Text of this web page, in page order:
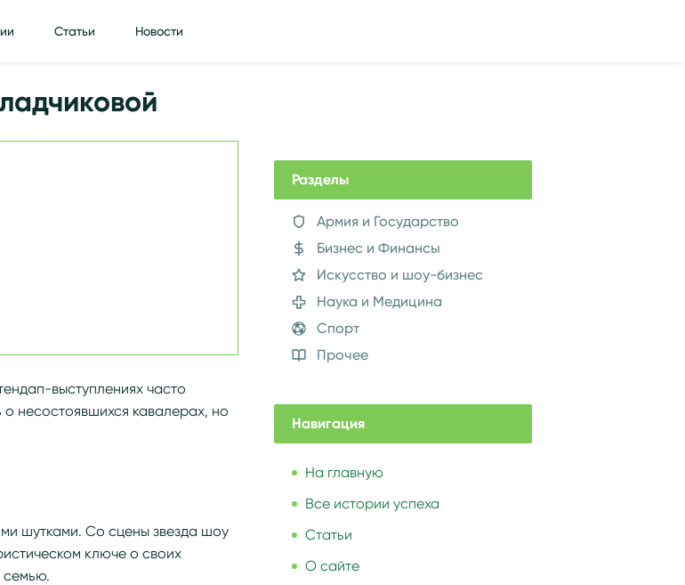
Статьи Новости
выступлениях часто
несостоявшихся кавалерах, но
шутками. Со сцены звезда шоу
ключе о своих
семью.
Разделы
Армия и Государство
Бизнес и Финансы
Искусство и шоу-бизнес
Наука и Медицина
Спорт
Прочее
Навигация
На главную
Все истории успеха
Статьи
О сайте